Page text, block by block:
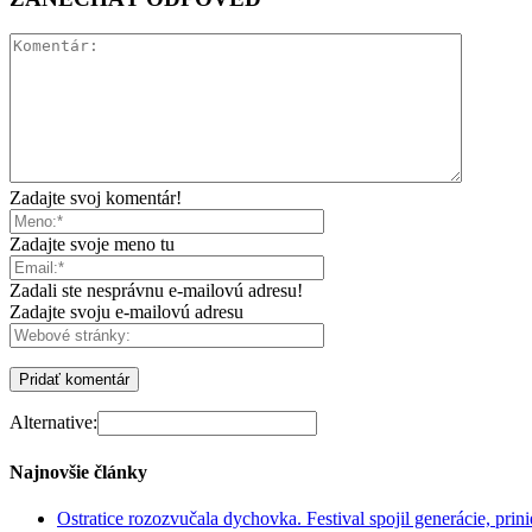
Zadajte svoj komentár!
Zadajte svoje meno tu
Zadali ste nesprávnu e-mailovú adresu!
Zadajte svoju e-mailovú adresu
Alternative:
Najnovšie články
Ostratice rozozvučala dychovka. Festival spojil generácie,